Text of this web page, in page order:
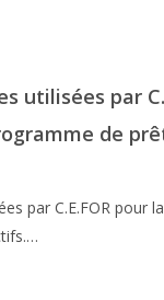
utilisées par
de
par C.E.FOR pour